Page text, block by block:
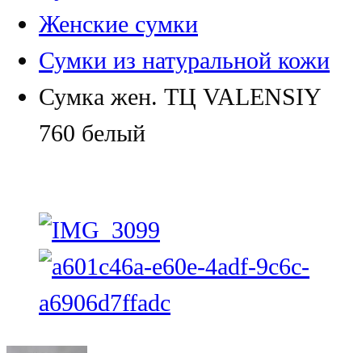
Женские сумки
Сумки из натуральной кожи
Сумка жен. ТЦ VALENSIY
760 белый